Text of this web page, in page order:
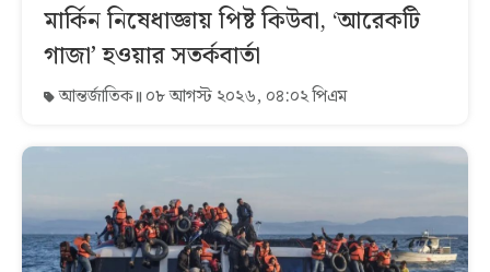
মার্কিন নিষেধাজ্ঞায় পিষ্ট কিউবা, ‘আরেকটি
গাজা’ হওয়ার সতর্কবার্তা
আন্তর্জাতিক ০৮ আগস্ট ২০২৬, ০৪:০২ পিএম